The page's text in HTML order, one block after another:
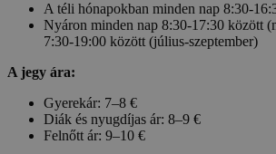
A téli hónapokban minden nap 8:30-
Nyáron minden nap 8:30-17:30 között
7:30-19:00 között (július-szeptember)
A jegy ára:
Gyerekár: 7–8 €
Diák és nyugdíjas ár: 8–9 €
Felnőtt ár: 9–10 €